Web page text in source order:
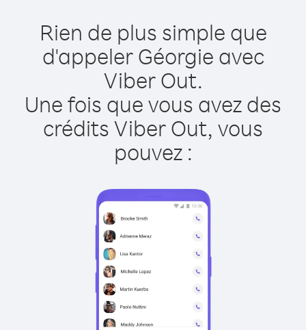
Rien de plus simple que
d'appeler Géorgie avec
Viber Out.
Une fois que vous avez des
crédits Viber Out, vous
pouvez :